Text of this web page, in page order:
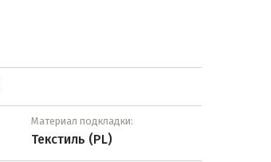
Материал подкладки:
Текстиль (PL)